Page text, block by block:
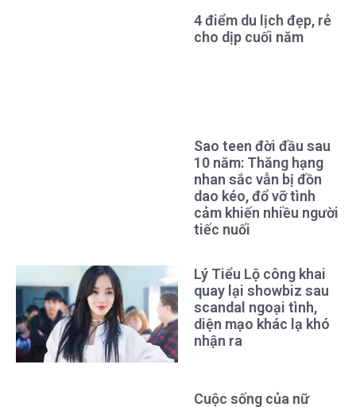
4 điểm du lịch đẹp, rẻ
cho dịp cuối năm
Sao teen đời đầu sau
10 năm: Thăng hạng
nhan sắc vẫn bị đồn
dao kéo, đổ vỡ tình
cảm khiến nhiều người
tiếc nuối
Lý Tiểu Lộ công khai
quay lại showbiz sau
scandal ngoại tình,
diện mạo khác lạ khó
nhận ra
Cuộc sống của nữ